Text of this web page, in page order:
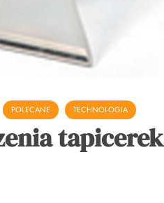
POLECANE TECHNOLOGIA
tapicerek